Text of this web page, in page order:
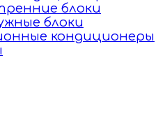
блоки
блоки
кондиционеры